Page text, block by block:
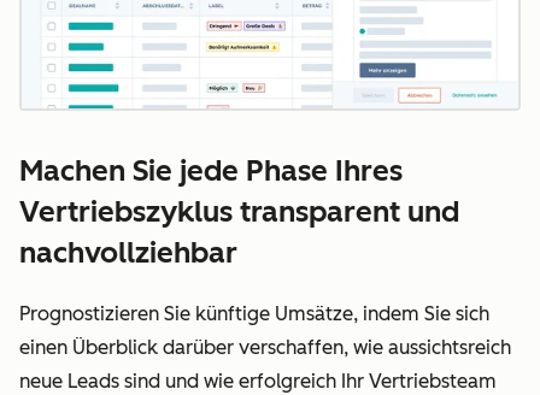
Machen Sie jede Phase Ihres
Vertriebszyklus transparent und
nachvollziehbar
Prognostizieren Sie künftige Umsätze, indem Sie sich
einen Überblick darüber verschaffen, wie aussichtsreich
neue Leads sind und wie erfolgreich Ihr Vertriebsteam